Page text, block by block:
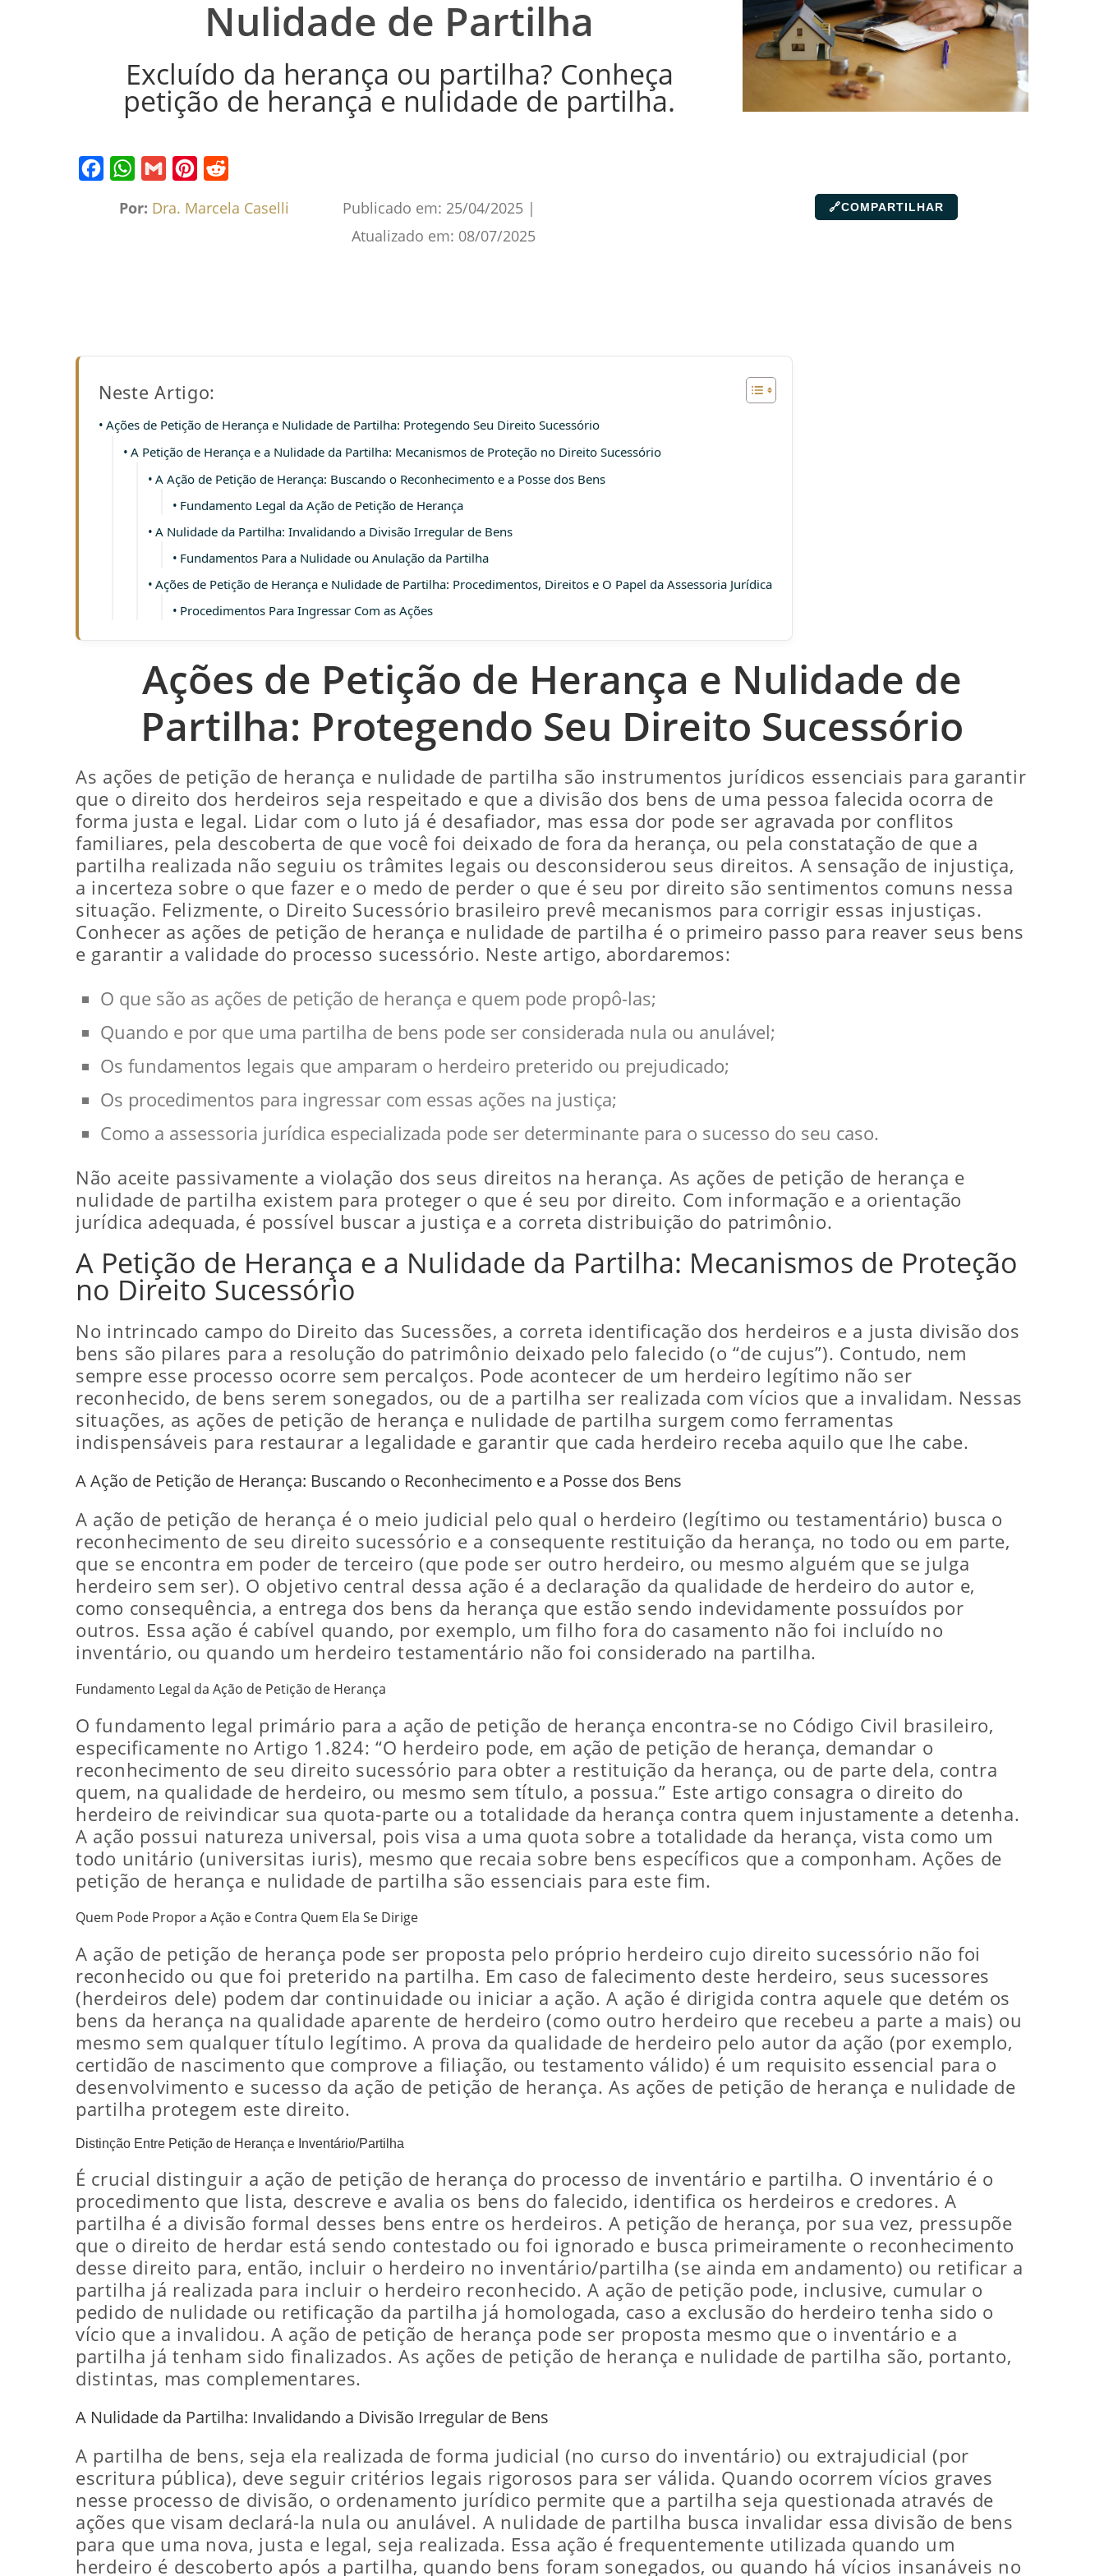
Nulidade de Partilha
Excluído da herança ou partilha? Conheça
petição de herança e nulidade de partilha.
Por: Dra. Marcela Caselli Publicado em: 25/04/2025 |
Atualizado em: 08/07/2025
🔗COMPARTILHAR
Neste Artigo:
Ações de Petição de Herança e Nulidade de Partilha: Protegendo Seu Direito Sucessório
A Petição de Herança e a Nulidade da Partilha: Mecanismos de Proteção no Direito Sucessório
A Ação de Petição de Herança: Buscando o Reconhecimento e a Posse dos Bens
Fundamento Legal da Ação de Petição de Herança
A Nulidade da Partilha: Invalidando a Divisão Irregular de Bens
Fundamentos Para a Nulidade ou Anulação da Partilha
Ações de Petição de Herança e Nulidade de Partilha: Procedimentos, Direitos e O Papel da Assessoria Jurídica
Procedimentos Para Ingressar Com as Ações
Ações de Petição de Herança e Nulidade de
Partilha: Protegendo Seu Direito Sucessório
As ações de petição de herança e nulidade de partilha são instrumentos jurídicos essenciais para garantir
que o direito dos herdeiros seja respeitado e que a divisão dos bens de uma pessoa falecida ocorra de
forma justa e legal. Lidar com o luto já é desafiador, mas essa dor pode ser agravada por conflitos
familiares, pela descoberta de que você foi deixado de fora da herança, ou pela constatação de que a
partilha realizada não seguiu os trâmites legais ou desconsiderou seus direitos. A sensação de injustiça,
a incerteza sobre o que fazer e o medo de perder o que é seu por direito são sentimentos comuns nessa
situação. Felizmente, o Direito Sucessório brasileiro prevê mecanismos para corrigir essas injustiças.
Conhecer as ações de petição de herança e nulidade de partilha é o primeiro passo para reaver seus bens
e garantir a validade do processo sucessório. Neste artigo, abordaremos:
O que são as ações de petição de herança e quem pode propô-las;
Quando e por que uma partilha de bens pode ser considerada nula ou anulável;
Os fundamentos legais que amparam o herdeiro preterido ou prejudicado;
Os procedimentos para ingressar com essas ações na justiça;
Como a assessoria jurídica especializada pode ser determinante para o sucesso do seu caso.
Não aceite passivamente a violação dos seus direitos na herança. As ações de petição de herança e
nulidade de partilha existem para proteger o que é seu por direito. Com informação e a orientação
jurídica adequada, é possível buscar a justiça e a correta distribuição do patrimônio.
A Petição de Herança e a Nulidade da Partilha: Mecanismos de Proteção
no Direito Sucessório
No intrincado campo do Direito das Sucessões, a correta identificação dos herdeiros e a justa divisão dos
bens são pilares para a resolução do patrimônio deixado pelo falecido (o “de cujus”). Contudo, nem
sempre esse processo ocorre sem percalços. Pode acontecer de um herdeiro legítimo não ser
reconhecido, de bens serem sonegados, ou de a partilha ser realizada com vícios que a invalidam. Nessas
situações, as ações de petição de herança e nulidade de partilha surgem como ferramentas
indispensáveis para restaurar a legalidade e garantir que cada herdeiro receba aquilo que lhe cabe.
A Ação de Petição de Herança: Buscando o Reconhecimento e a Posse dos Bens
A ação de petição de herança é o meio judicial pelo qual o herdeiro (legítimo ou testamentário) busca o
reconhecimento de seu direito sucessório e a consequente restituição da herança, no todo ou em parte,
que se encontra em poder de terceiro (que pode ser outro herdeiro, ou mesmo alguém que se julga
herdeiro sem ser). O objetivo central dessa ação é a declaração da qualidade de herdeiro do autor e,
como consequência, a entrega dos bens da herança que estão sendo indevidamente possuídos por
outros. Essa ação é cabível quando, por exemplo, um filho fora do casamento não foi incluído no
inventário, ou quando um herdeiro testamentário não foi considerado na partilha.
Fundamento Legal da Ação de Petição de Herança
O fundamento legal primário para a ação de petição de herança encontra-se no Código Civil brasileiro,
especificamente no Artigo 1.824: “O herdeiro pode, em ação de petição de herança, demandar o
reconhecimento de seu direito sucessório para obter a restituição da herança, ou de parte dela, contra
quem, na qualidade de herdeiro, ou mesmo sem título, a possua.” Este artigo consagra o direito do
herdeiro de reivindicar sua quota-parte ou a totalidade da herança contra quem injustamente a detenha.
A ação possui natureza universal, pois visa a uma quota sobre a totalidade da herança, vista como um
todo unitário (universitas iuris), mesmo que recaia sobre bens específicos que a componham. Ações de
petição de herança e nulidade de partilha são essenciais para este fim.
Quem Pode Propor a Ação e Contra Quem Ela Se Dirige
A ação de petição de herança pode ser proposta pelo próprio herdeiro cujo direito sucessório não foi
reconhecido ou que foi preterido na partilha. Em caso de falecimento deste herdeiro, seus sucessores
(herdeiros dele) podem dar continuidade ou iniciar a ação. A ação é dirigida contra aquele que detém os
bens da herança na qualidade aparente de herdeiro (como outro herdeiro que recebeu a parte a mais) ou
mesmo sem qualquer título legítimo. A prova da qualidade de herdeiro pelo autor da ação (por exemplo,
certidão de nascimento que comprove a filiação, ou testamento válido) é um requisito essencial para o
desenvolvimento e sucesso da ação de petição de herança. As ações de petição de herança e nulidade de
partilha protegem este direito.
Distinção Entre Petição de Herança e Inventário/Partilha
É crucial distinguir a ação de petição de herança do processo de inventário e partilha. O inventário é o
procedimento que lista, descreve e avalia os bens do falecido, identifica os herdeiros e credores. A
partilha é a divisão formal desses bens entre os herdeiros. A petição de herança, por sua vez, pressupõe
que o direito de herdar está sendo contestado ou foi ignorado e busca primeiramente o reconhecimento
desse direito para, então, incluir o herdeiro no inventário/partilha (se ainda em andamento) ou retificar a
partilha já realizada para incluir o herdeiro reconhecido. A ação de petição pode, inclusive, cumular o
pedido de nulidade ou retificação da partilha já homologada, caso a exclusão do herdeiro tenha sido o
vício que a invalidou. A ação de petição de herança pode ser proposta mesmo que o inventário e a
partilha já tenham sido finalizados. As ações de petição de herança e nulidade de partilha são, portanto,
distintas, mas complementares.
A Nulidade da Partilha: Invalidando a Divisão Irregular de Bens
A partilha de bens, seja ela realizada de forma judicial (no curso do inventário) ou extrajudicial (por
escritura pública), deve seguir critérios legais rigorosos para ser válida. Quando ocorrem vícios graves
nesse processo de divisão, o ordenamento jurídico permite que a partilha seja questionada através de
ações que visam declará-la nula ou anulável. A nulidade de partilha busca invalidar essa divisão de bens
para que uma nova, justa e legal, seja realizada. Essa ação é frequentemente utilizada quando um
herdeiro é descoberto após a partilha, quando bens foram sonegados, ou quando há vícios insanáveis no